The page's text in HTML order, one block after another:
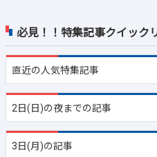
必見！！特集記事クイック
直近の人気特集記事
2日(日)の夜までの記事
3日(月)の記事